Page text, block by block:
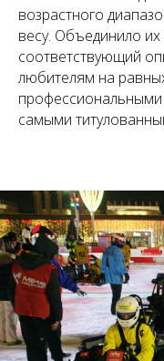
возрастного
весу. Объединило их
соответствующий
любителям на
самыми